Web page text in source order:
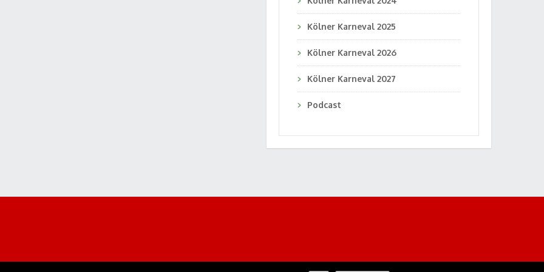
Kölner Karneval 2025
Kölner Karneval 2026
Kölner Karneval 2027
Podcast